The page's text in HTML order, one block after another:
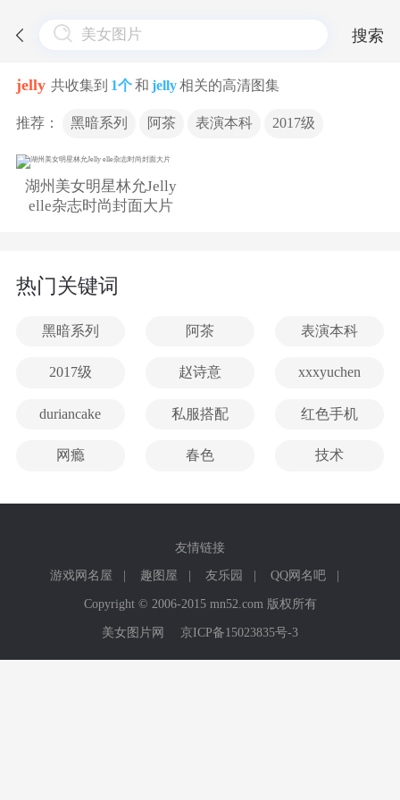
搜索
jelly 共收集到 1个和 jelly相关的高清图集
推荐： 黑暗系列 阿茶 表演本科 2017级
湖州美女明星林允Jelly
elle杂志时尚封面大片
热门关键词
黑暗系列 阿茶 表演本科
2017级 赵诗意 xxxyuchen
duriancake 私服搭配 红色手机
网瘾 春色 技术
友情链接
游戏网名屋
| 趣图屋 | 友乐园 | QQ网名吧
|
Copyright © 2006-2015 mn52.com 版权所有
美女图片网
京ICP备15023835号-3